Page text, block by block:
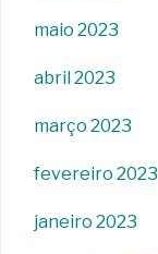
maio 2023
abril 2023
março 2023
fevereiro 2023
janeiro 2023